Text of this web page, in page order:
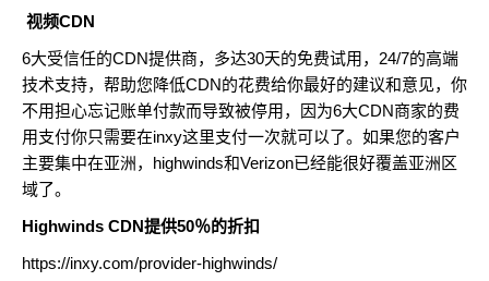
视频CDN
6大受信任的CDN提供商，多达30天的免费试用，24/7的高端
技术支持，帮助您降低CDN的花费给你最好的建议和意见，你
不用担心忘记账单付款而导致被停用，因为6大CDN商家的费
用支付你只需要在inxy这里支付一次就可以了。如果您的客户
主要集中在亚洲，highwinds和Verizon已经能很好覆盖亚洲区
域了。
Highwinds CDN提供50％的折扣
https://inxy.com/provider-highwinds/